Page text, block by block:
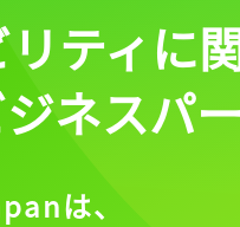
ティに
ネスパ
は、